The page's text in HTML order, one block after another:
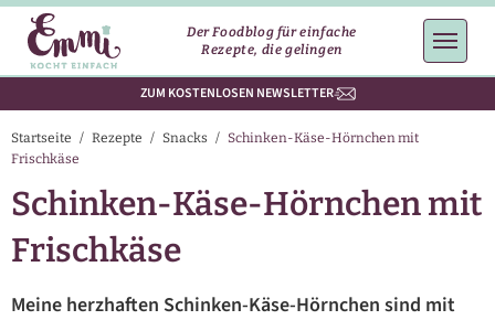
Der Foodblog für einfache
Rezepte, die gelingen
ZUM KOSTENLOSEN NEWSLETTER
Startseite / Rezepte / Snacks / Schinken-Käse-Hörnchen mit
Frischkäse
Schinken-Käse-Hörnchen mit
Frischkäse
Meine herzhaften Schinken-Käse-Hörnchen sind mit